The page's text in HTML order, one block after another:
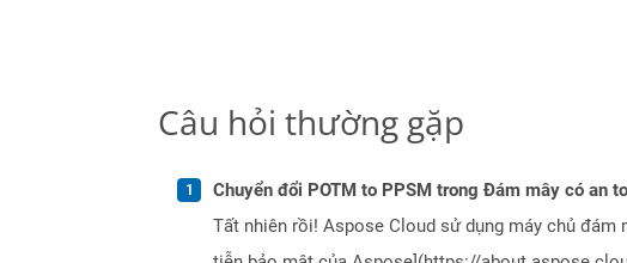
Câu hỏi thường gặp
Chuyển đổi POTM to PPSM trong Đám mây có an
Tất nhiên rồi! Aspose Cloud sử dụng máy chủ